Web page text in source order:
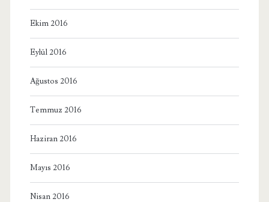
Ekim 2016
Eylül 2016
Ağustos 2016
Temmuz 2016
Haziran 2016
Mayıs 2016
Nisan 2016